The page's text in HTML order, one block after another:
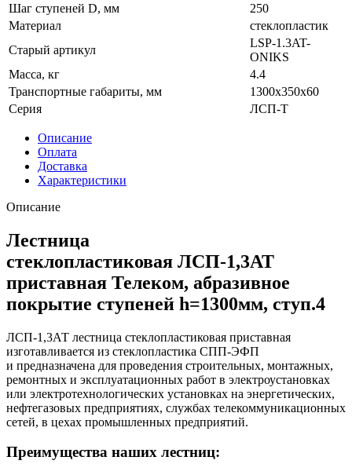
Шаг ступеней D, мм
250
Материал
стеклопластик
Старый артикул
LSP-1.3AT-
ONIKS
Масса, кг
4.4
Транспортные габариты, мм
1300x350x60
Серия
ЛСП-Т
Описание
Оплата
Доставка
Характеристики
Описание
Лестница
стеклопластиковая ЛСП-1,3АТ
приставная Телеком, абразивное
покрытие ступеней h=1300мм, ступ.4
ЛСП-1,3АТ лестница стеклопластиковая приставная
изготавливается из стеклопластика СПП-ЭФП
и предназначена для проведения строительных, монтажных,
ремонтных и эксплуатационных работ в электроустановках
или электротехнологических установках на энергетических,
нефтегазовых предприятиях, службах телекоммуникационных
сетей, в цехах промышленных предприятий.
Преимущества наших лестниц: